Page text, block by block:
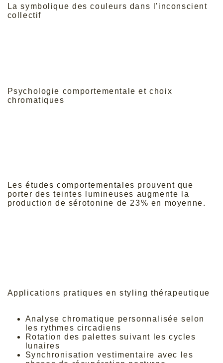
La symbolique des couleurs dans l'inconscient
collectif
Psychologie comportementale et choix
chromatiques
Les études comportementales prouvent que
porter des teintes lumineuses augmente la
production de sérotonine de 23% en moyenne.
Applications pratiques en styling thérapeutique
Analyse chromatique personnalisée selon
les rythmes circadiens
Rotation des palettes suivant les cycles
lunaires
Synchronisation vestimentaire avec les